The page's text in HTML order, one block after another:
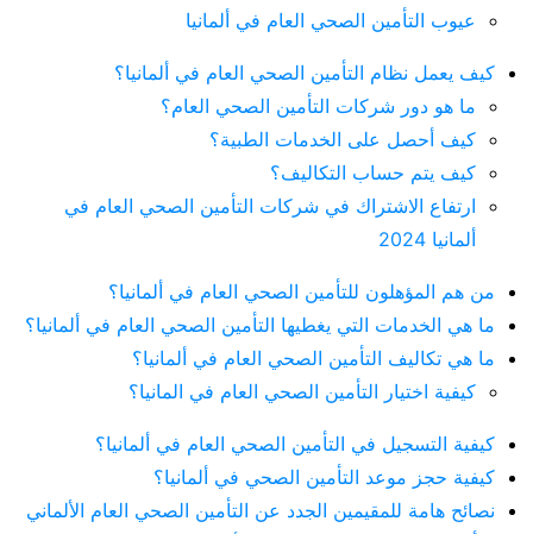
عيوب التأمين الصحي العام في ألمانيا
كيف يعمل نظام التأمين الصحي العام في ألمانيا؟
ما هو دور شركات التأمين الصحي العام؟
كيف أحصل على الخدمات الطبية؟
كيف يتم حساب التكاليف؟
ارتفاع الاشتراك في شركات التأمين الصحي العام في
ألمانيا 2024
من هم المؤهلون للتأمين الصحي العام في ألمانيا؟
ما هي الخدمات التي يغطيها التأمين الصحي العام في ألمانيا؟
ما هي تكاليف التأمين الصحي العام في ألمانيا؟
كيفية اختيار التأمين الصحي العام في المانيا؟
كيفية التسجيل في التأمين الصحي العام في ألمانيا؟
كيفية حجز موعد التأمين الصحي في ألمانيا؟
نصائح هامة للمقيمين الجدد عن التأمين الصحي العام الألماني